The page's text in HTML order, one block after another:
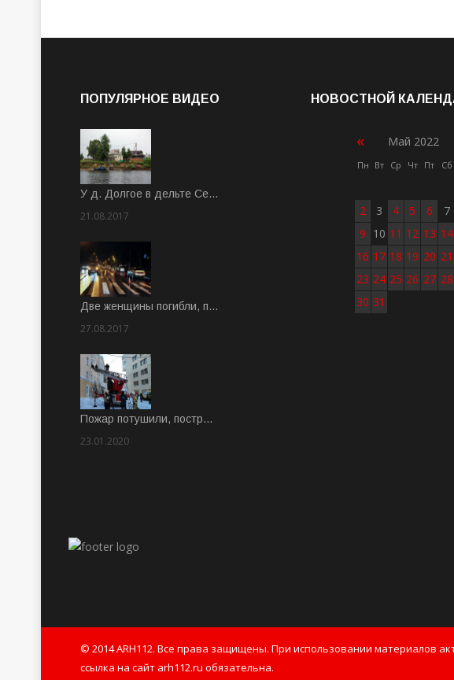
ПОПУЛЯРНОЕ ВИДЕО
У д. Долгое в дельте Се…
21.08.2017
Две женщины погибли, п…
27.08.2017
Пожар потушили, постр…
23.01.2020
НОВОСТНОЙ
« Май 2022
Пн Вт Ср Чт Пт Сб
2
3 4 5 6 7
9 10 11 12 13 14
16 17 18 19 20 21
23 24 25 26 27 28
30 31
© 2014 ARH112. Все права защищены. При использовании материалов
ссылка на сайт arh112.ru обязательна.